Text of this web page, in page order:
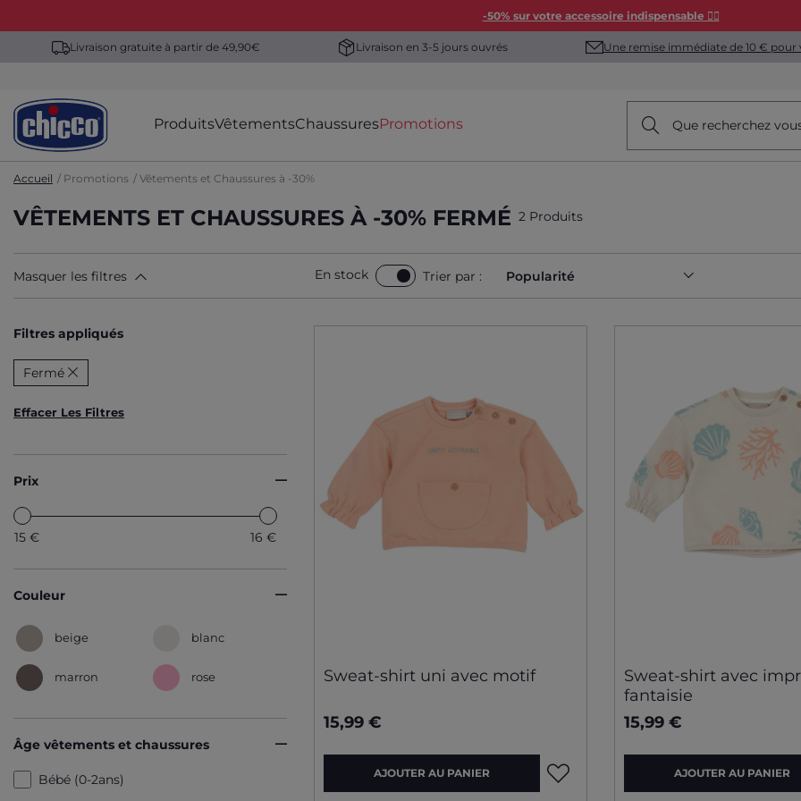
-50% sur votre accessoire indispensable 👯‍♀️
Livraison gratuite à partir de 49,90€ Livraison en 3-5 jours ouvrés Une remise immédiate de 10 € pour
ProduitsVêtementsChaussuresPromotions Que recherchez
Accueil Promotions Vêtements et Chaussures à -30%
VÊTEMENTS ET CHAUSSURES À -30% FERMÉ 2 Produits
Masquer les filtres En stock Trier par : Popularité
Filtres appliqués
Fermé
Effacer Les Filtres
Prix
15 € 16 €
Couleur
beige blanc
marron rose
Âge vêtements et chaussures
Bébé (0-2ans)
Sweat-shirt uni avec motif
15,99 €
AJOUTER AU PANIER
Sweat-shirt avec
fantaisie
15,99 €
AJOUTER AU PANIER